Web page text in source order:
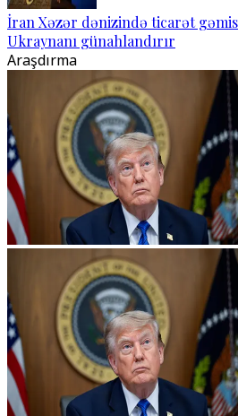
İran Xəzər dənizində ticarət
Ukraynanı günahlandırır
Araşdırma